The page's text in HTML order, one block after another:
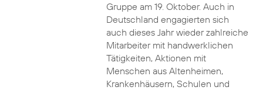
Gruppe am 19. Oktober. Auch in
Deutschland engagierten sich
auch dieses Jahr wieder zahlreiche
Mitarbeiter mit handwerklichen
Tätigkeiten, Aktionen mit
Menschen aus Altenheimen,
Krankenhäusern, Schulen und